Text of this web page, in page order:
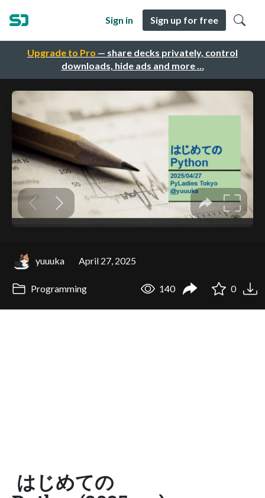
Upgrade to Pro — share decks privately, control
downloads, hide ads and more …
Sign in Sign up for free
yuuuka April 27, 2025
Programming 140 0
はじめての